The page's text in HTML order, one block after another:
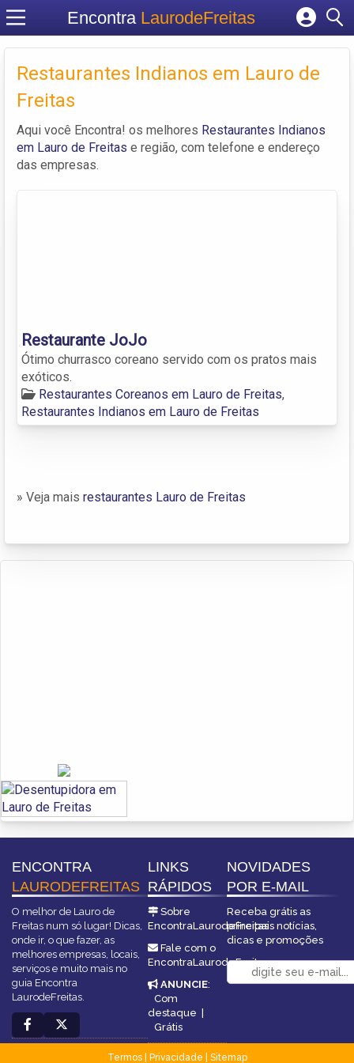
Encontra LaurodeFreitas
Fazer login
Restaurantes Indianos em Lauro de
Freitas
Aqui você Encontra! os melhores Restaurantes Indianos
em Lauro de Freitas e região, com telefone e endereço
das empresas.
Restaurante JoJo
Ótimo churrasco coreano servido com os pratos mais
exóticos.
Restaurantes Coreanos em Lauro de Freitas,
Restaurantes Indianos em Lauro de Freitas
» Veja mais restaurantes Lauro de Freitas
ENCONTRA
LAURODEFREITAS
O melhor de Lauro de
Freitas num só lugar! Dicas,
onde ir, o que fazer, as
melhores empresas, locais,
serviços e muito mais no
guia Encontra
LaurodeFreitas.
LINKS
RÁPIDOS
Sobre
EncontraLaurodeFreitas
Fale com o
EncontraLaurodeFreitas
ANUNCIE:
Com
destaque |
Grátis
NOVIDADES
POR E-MAIL
Receba grátis as
principais notícias,
dicas e promoções
Termos| Privacidade
Sitemap